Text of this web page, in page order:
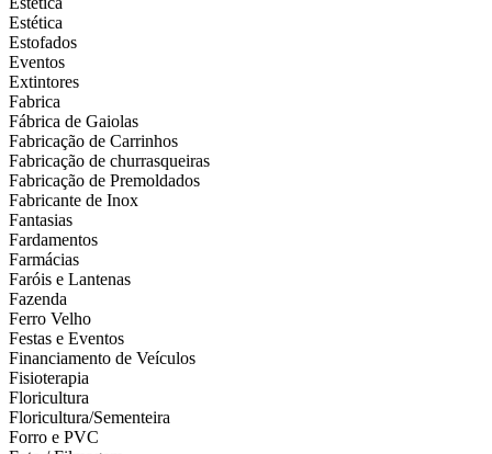
Estética
Estofados
Eventos
Extintores
Fabrica
Fábrica de Gaiolas
Fabricação de Carrinhos
Fabricação de churrasqueiras
Fabricação de Premoldados
Fabricante de Inox
Fantasias
Fardamentos
Farmácias
Faróis e Lantenas
Fazenda
Ferro Velho
Festas e Eventos
Financiamento de Veículos
Fisioterapia
Floricultura
Floricultura/Sementeira
Forro e PVC